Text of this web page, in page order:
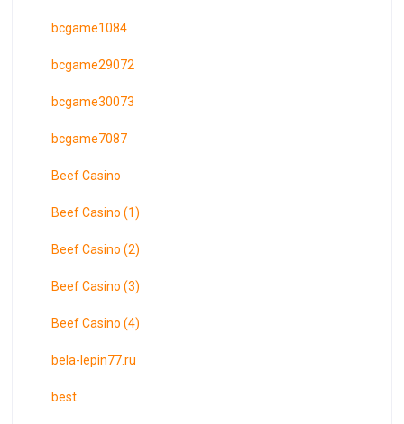
bcgame1084
bcgame29072
bcgame30073
bcgame7087
Beef Casino
Beef Casino (1)
Beef Casino (2)
Beef Casino (3)
Beef Casino (4)
bela-lepin77.ru
best